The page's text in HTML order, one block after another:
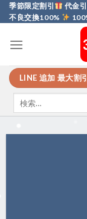
Skip
to
季節限定割引 代金
不良交換100%
LINE 追加 最大割